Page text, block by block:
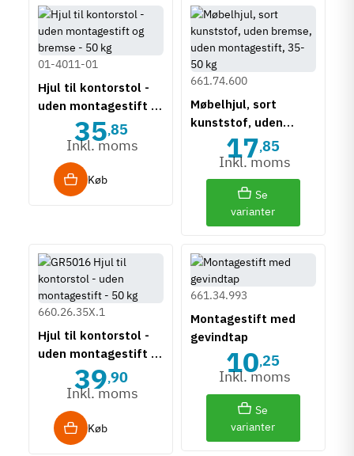
Hjul til kontorstol -
uden montagestift -
01-4011-01
35,85
Inkl. moms
Køb
Møbelhjul, sort
kunststof, uden
bremse, uden
montagestift, 35-50
661.74.600
17,85
Inkl. moms
Se
varianter
Hjul til kontorstol -
uden montagestift -
660.26.35X.1
39,90
Inkl. moms
Køb
Montagestift med
gevindtap
661.34.993
10,25
Inkl. moms
Se
varianter